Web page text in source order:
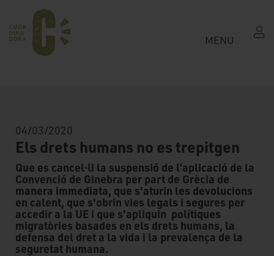
MENU
04/03/2020
Els drets humans no es trepitgen
Que es cancel·li la suspensió de l’aplicació de la
Convenció de Ginebra per part de Grècia de
manera immediata, que s'aturin les devolucions
en calent, que s'obrin vies legals i segures per
accedir a la UE i que s'apliquin polítiques
migratòries basades en els drets humans, la
defensa del dret a la vida i la prevalença de la
seguretat humana.